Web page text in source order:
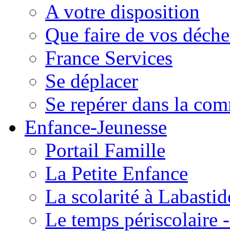
A votre disposition
Que faire de vos
France Services
Se déplacer
Se repérer dans la
Enfance-Jeunesse
Portail Famille
La Petite Enfance
La scolarité à
Le temps périscolaire